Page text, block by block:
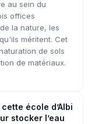
au sein du
offices
la nature, les
méritent. Cet
de sols
de matériaux.
école d’Albi
stocker l’eau